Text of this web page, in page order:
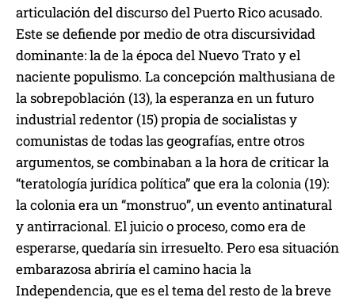
articulación del discurso del Puerto Rico acusado.
Este se defiende por medio de otra discursividad
dominante: la de la época del Nuevo Trato y el
naciente populismo. La concepción malthusiana de
la sobrepoblación (13), la esperanza en un futuro
industrial redentor (15) propia de socialistas y
comunistas de todas las geografías, entre otros
argumentos, se combinaban a la hora de criticar la
“teratología jurídica política” que era la colonia (19):
la colonia era un “monstruo”, un evento antinatural
y antirracional. El juicio o proceso, como era de
esperarse, quedaría sin irresuelto. Pero esa situación
embarazosa abriría el camino hacia la
Independencia, que es el tema del resto de la breve